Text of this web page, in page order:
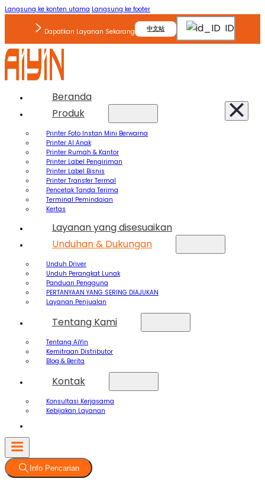
Langsung ke konten utama Langsung ke footer
Dapatkan Layanan Sekarang 中文站 ID
Beranda
Produk
Printer Foto Instan Mini Berwarna
Printer AI Anak
Printer Rumah & Kantor
Printer Label Pengiriman
Printer Label Bisnis
Printer Transfer Termal
Pencetak Tanda Terima
Terminal Pemindaian
Kertas
Layanan yang disesuaikan
Unduhan & Dukungan
Unduh Driver
Unduh Perangkat Lunak
Panduan Pengguna
PERTANYAAN YANG SERING DIAJUKAN
Layanan Penjualan
Tentang Kami
Tentang AiYin
Kemitraan Distributor
Blog & Berita
Kontak
Konsultasi Kerjasama
Kebijakan Layanan
Info Pencarian